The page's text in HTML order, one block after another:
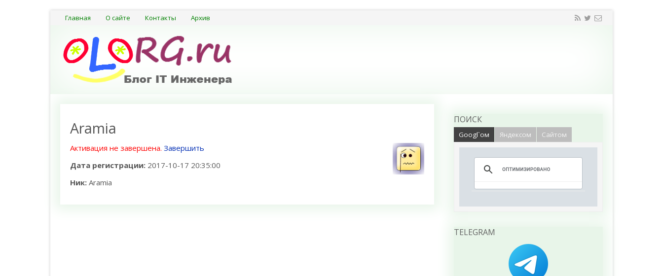
Главная О сайте Контакты Архив
Aramia
Активация не завершена. Завершить
Дата регистрации: 2017-10-17 20:35:00
Ник: Aramia
ПОИСК
Googl`ом Яндексом Сайтом
TELEGRAM